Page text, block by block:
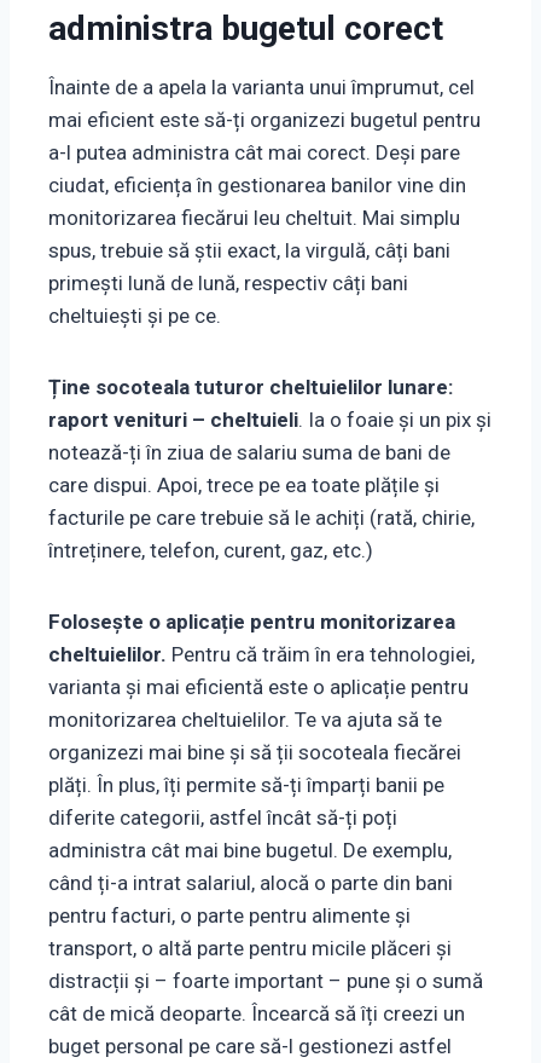
administra bugetul corect
Înainte de a apela la varianta unui împrumut, cel
mai eficient este să-ți organizezi bugetul pentru
a-l putea administra cât mai corect. Deși pare
ciudat, eficiența în gestionarea banilor vine din
monitorizarea fiecărui leu cheltuit. Mai simplu
spus, trebuie să știi exact, la virgulă, câți bani
primești lună de lună, respectiv câți bani
cheltuiești și pe ce.
Ține socoteala tuturor cheltuielilor lunare:
raport venituri – cheltuieli. Ia o foaie și un pix și
notează-ți în ziua de salariu suma de bani de
care dispui. Apoi, trece pe ea toate plățile și
facturile pe care trebuie să le achiți (rată, chirie,
întreținere, telefon, curent, gaz, etc.)
Folosește o aplicație pentru monitorizarea
cheltuielilor. Pentru că trăim în era tehnologiei,
varianta și mai eficientă este o aplicație pentru
monitorizarea cheltuielilor. Te va ajuta să te
organizezi mai bine și să ții socoteala fiecărei
plăți. În plus, îți permite să-ți împarți banii pe
diferite categorii, astfel încât să-ți poți
administra cât mai bine bugetul. De exemplu,
când ți-a intrat salariul, alocă o parte din bani
pentru facturi, o parte pentru alimente și
transport, o altă parte pentru micile plăceri și
distracții și – foarte important – pune și o sumă
cât de mică deoparte. Încearcă să îți creezi un
buget personal pe care să-l gestionezi astfel